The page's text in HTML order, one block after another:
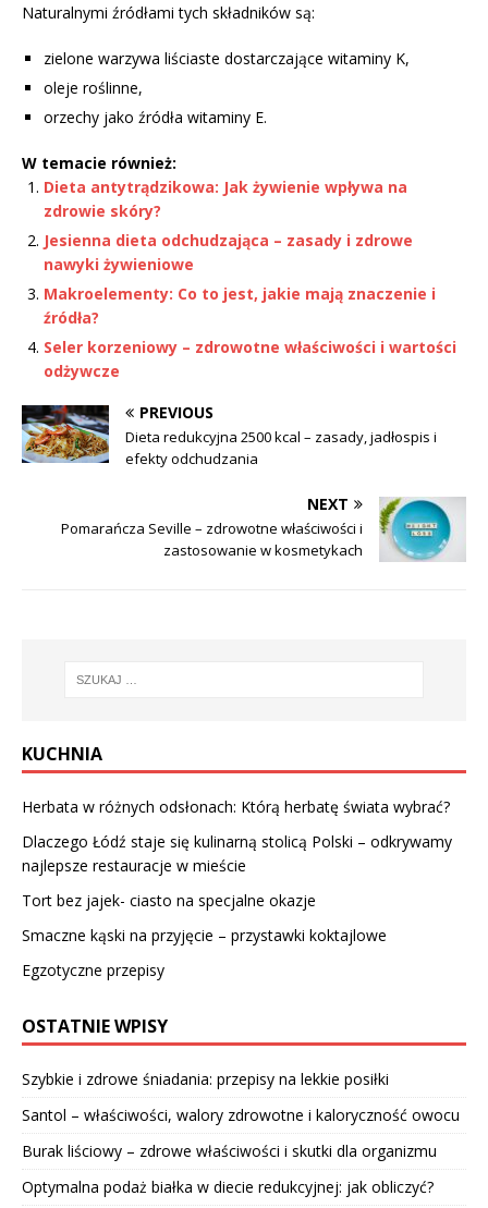
Naturalnymi źródłami tych składników są:
zielone warzywa liściaste dostarczające witaminy K,
oleje roślinne,
orzechy jako źródła witaminy E.
W temacie również:
Dieta antytrądzikowa: Jak żywienie wpływa na
zdrowie skóry?
Jesienna dieta odchudzająca – zasady i zdrowe
nawyki żywieniowe
Makroelementy: Co to jest, jakie mają znaczenie i
źródła?
Seler korzeniowy – zdrowotne właściwości i wartości
odżywcze
PREVIOUS
Dieta redukcyjna 2500 kcal – zasady, jadłospis i
efekty odchudzania
NEXT
Pomarańcza Seville – zdrowotne właściwości i
zastosowanie w kosmetykach
KUCHNIA
Herbata w różnych odsłonach: Którą herbatę świata wybrać?
Dlaczego Łódź staje się kulinarną stolicą Polski – odkrywamy
najlepsze restauracje w mieście
Tort bez jajek- ciasto na specjalne okazje
Smaczne kąski na przyjęcie – przystawki koktajlowe
Egzotyczne przepisy
OSTATNIE WPISY
Szybkie i zdrowe śniadania: przepisy na lekkie posiłki
Santol – właściwości, walory zdrowotne i kaloryczność owocu
Burak liściowy – zdrowe właściwości i skutki dla organizmu
Optymalna podaż białka w diecie redukcyjnej: jak obliczyć?